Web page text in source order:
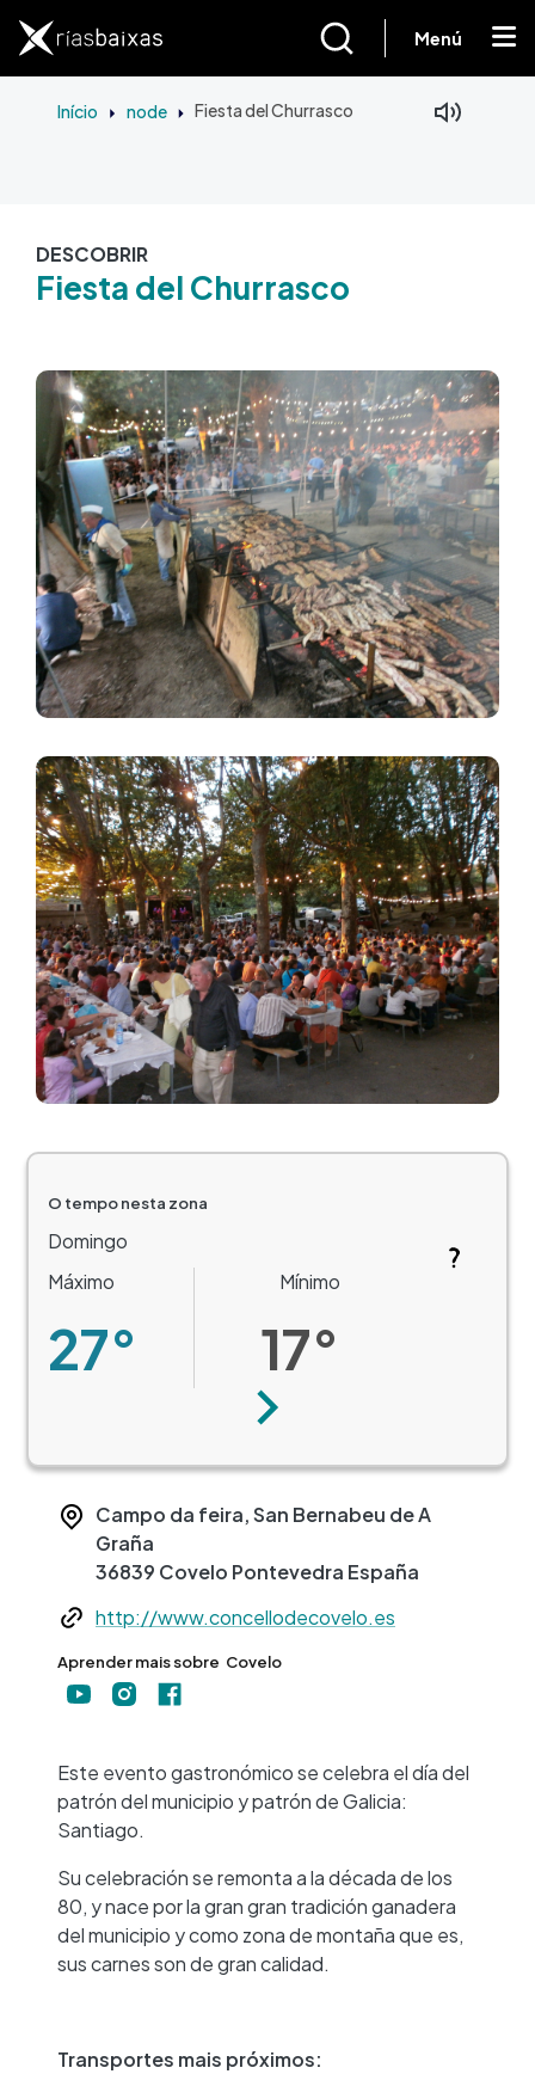
Menú
Início node Fiesta del Churrasco
DESCOBRIR
Fiesta del Churrasco
Imagem
Imagem
O tempo nesta zona
Domingo
Máximo
27°
Mínimo
17°
Seguinte
Campo da feira, San Bernabeu de A
Graña
36839 Covelo Pontevedra España
Webhttp://www.concellodecovelo.es
Aprender mais sobre Covelo
Este evento gastronómico se celebra el día del
patrón del municipio y patrón de Galicia:
Santiago.
Su celebración se remonta a la década de los
80, y nace por la gran gran tradición ganadera
del municipio y como zona de montaña que es,
sus carnes son de gran calidad.
Transportes mais próximos: